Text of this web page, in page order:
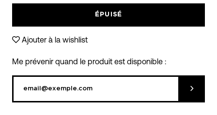
ÉPUISÉ
Ajouter à la wishlist
Me prévenir quand le produit est disponible :